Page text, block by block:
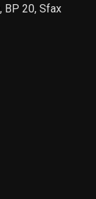
BP 20, Sfax